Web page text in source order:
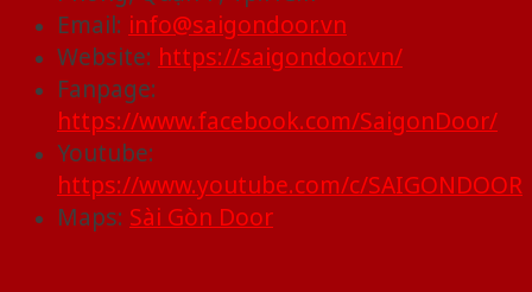
Email: info@saigondoor.vn
Website: https://saigondoor.vn/
Fanpage:
https://www.facebook.com/SaigonDoor/
Youtube:
https://www.youtube.com/c/SAIGONDOOR
Maps: Sài Gòn Door